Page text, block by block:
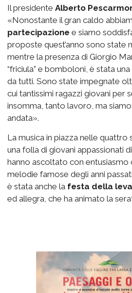
Il presidente Alberto
«Nonostante il gran caldo
partecipazione e siamo
proposte quest’anno sono state
mentre la presenza di Giorgio
“friciula” e bomboloni, è stata
da tutti. Sono state impegnate
cui tantissimi ragazzi giovani per
insomma, tanto lavoro, ma
andata».
La musica in piazza nelle quattro
una folla di giovani appassionati
hanno ascoltato con entusiasmo
melodie famose degli anni
è stata anche la festa della leva
ed allegra, che ha animato la